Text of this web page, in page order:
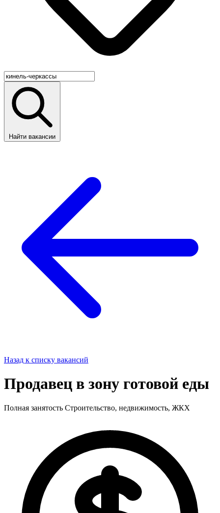
Найти вакансии
Назад к списку вакансий
Продавец в зону готовой еды
Полная занятость Строительство, недвижимость, ЖКХ